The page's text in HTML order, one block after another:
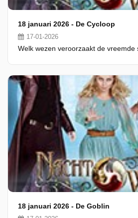
18 januari 2026 - De Cycloop
17-01-2026
Welk wezen veroorzaakt de vreemde
18 januari 2026 - De Goblin